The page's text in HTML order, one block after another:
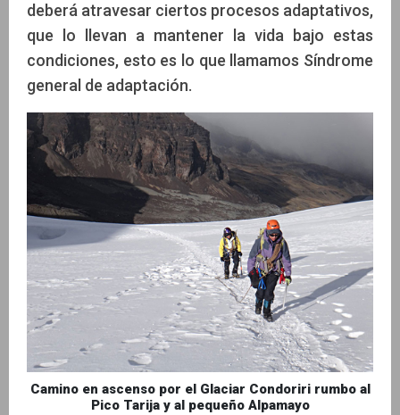
deberá atravesar ciertos procesos adaptativos,
que lo llevan a mantener la vida bajo estas
condiciones, esto es lo que llamamos Síndrome
general de adaptación.
Camino en ascenso por el Glaciar Condoriri rumbo al
Pico Tarija y al pequeño Alpamayo